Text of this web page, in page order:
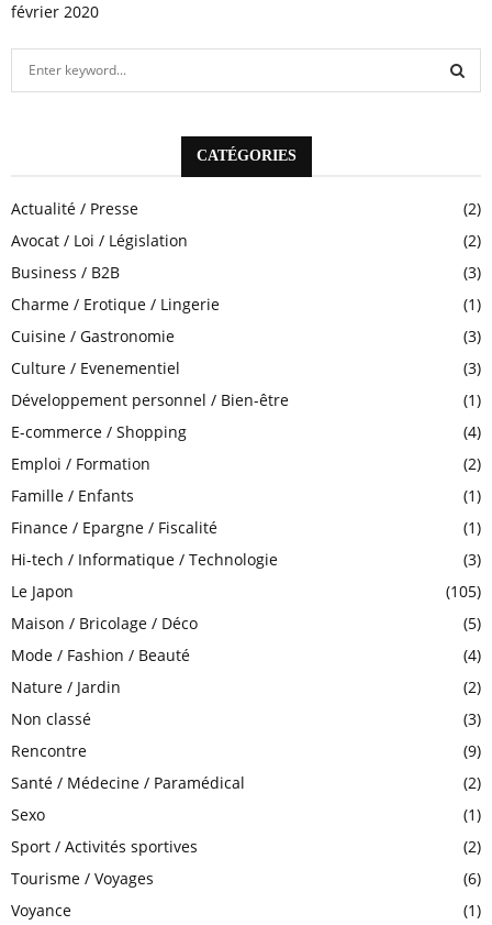
février 2020
f
o
r
:
CATÉGORIES
Actualité / Presse
(2)
Avocat / Loi / Législation
(2)
Business / B2B
(3)
Charme / Erotique / Lingerie
(1)
Cuisine / Gastronomie
(3)
Culture / Evenementiel
(3)
Développement personnel / Bien-être
(1)
E-commerce / Shopping
(4)
Emploi / Formation
(2)
Famille / Enfants
(1)
Finance / Epargne / Fiscalité
(1)
Hi-tech / Informatique / Technologie
(3)
Le Japon
(105)
Maison / Bricolage / Déco
(5)
Mode / Fashion / Beauté
(4)
Nature / Jardin
(2)
Non classé
(3)
Rencontre
(9)
Santé / Médecine / Paramédical
(2)
Sexo
(1)
Sport / Activités sportives
(2)
Tourisme / Voyages
(6)
Voyance
(1)